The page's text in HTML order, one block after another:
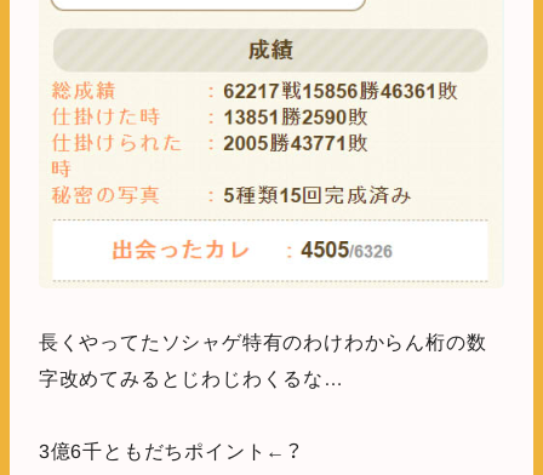
長くやってたソシャゲ特有のわけわからん桁の数
字改めてみるとじわじわくるな…
3億6千ともだちポイント←？